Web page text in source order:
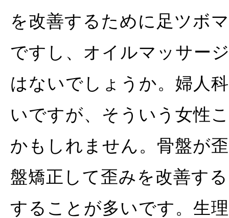
を改善するために足ツボ
ですし、オイルマッサー
はないでしょうか。婦人
いですが、そういう女性
かもしれません。骨盤が
盤矯正して歪みを改善す
することが多いです。生